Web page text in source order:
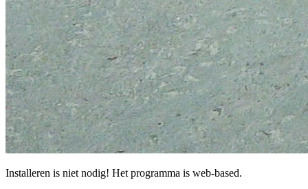
Installeren is niet nodig! Het programma is web-based.